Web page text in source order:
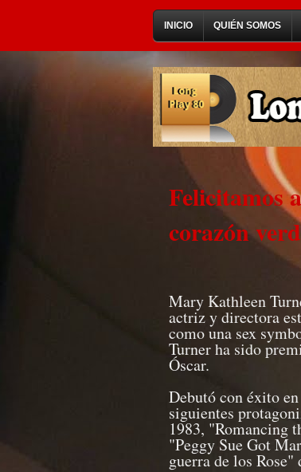
INICIO QUIÉN SOMOS
Felicitamos
corazón
Mary Kathleen
actriz y directora
como una sex
Turner ha sido
Óscar.
Debutó con éxito
siguientes
1983, "Romancing
"Peggy Sue Got
guerra de los Rose"